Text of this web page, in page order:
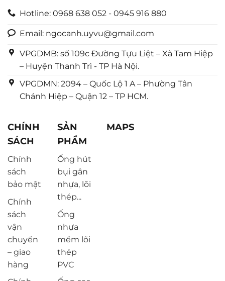
Hotline: 0968 638 052 - 0945 916 880
Email: ngocanh.uyvu@gmail.com
VPGDMB: số 109c Đường Tựu Liệt – Xã Tam Hiệp
– Huyện Thanh Trì - TP Hà Nội.
VPGDMN: 2094 – Quốc Lộ 1 A – Phường Tân
Chánh Hiệp – Quận 12 – TP HCM.
CHÍNH
SÁCH
Chính
sách
bảo mật
Chính
sách
vận
chuyển
– giao
hàng
SẢN
PHẨM
Ống hút
bụi gân
nhựa, lõi
thép...
Ống
nhựa
mềm lõi
thép
PVC
MAPS